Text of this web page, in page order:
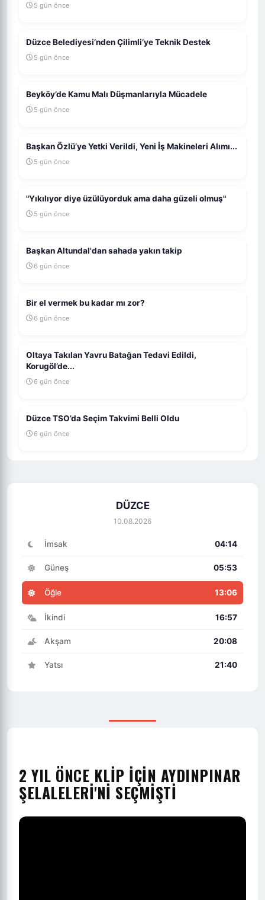
5 gün önce
Düzce Belediyesi’nden Çilimli’ye Teknik Destek
5 gün önce
Beyköy’de Kamu Malı Düşmanlarıyla Mücadele
5 gün önce
Başkan Özlü’ye Yetki Verildi, Yeni İş Makineleri Alımı...
5 gün önce
"Yıkılıyor diye üzülüyorduk ama daha güzeli olmuş"
5 gün önce
Başkan Altundal'dan sahada yakın takip
6 gün önce
Bir el vermek bu kadar mı zor?
6 gün önce
Oltaya Takılan Yavru Batağan Tedavi Edildi,
Korugöl’de...
6 gün önce
Düzce TSO’da Seçim Takvimi Belli Oldu
6 gün önce
DÜZCE
10.08.2026
İmsak 04:14
Güneş 05:53
Öğle 13:06
İkindi 16:57
Akşam 20:08
Yatsı 21:40
2 YIL ÖNCE KLİP İÇİN AYDINPINAR
ŞELALELERİ'Nİ SEÇMİŞTİ